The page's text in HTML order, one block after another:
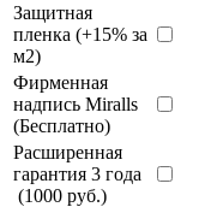
Защитная
пленка (+15% за
м2)
Фирменная
надпись Miralls
(Бесплатно)
Расширенная
гарантия 3 года
(1000 руб.)